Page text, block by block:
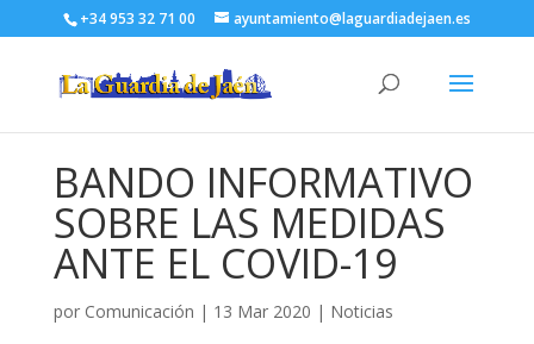
+34 953 32 71 00 ayuntamiento@laguardiadejaen.es
BANDO INFORMATIVO
SOBRE LAS MEDIDAS
ANTE EL COVID-19
por Comunicación | 13 Mar 2020 | Noticias